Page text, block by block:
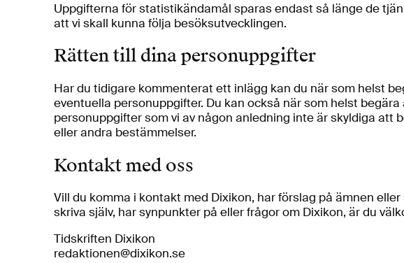
Uppgifterna för statistikändamål sparas endast så länge de
att vi skall kunna följa besöksutvecklingen.
Rätten till dina personuppgifter
Har du tidigare kommenterat ett inlägg kan du när som helst
eventuella personuppgifter. Du kan också när som helst
personuppgifter som vi av någon anledning inte är skyldiga att
eller andra bestämmelser.
Kontakt med oss
Vill du komma i kontakt med Dixikon, har förslag på ämnen
skriva själv, har synpunkter på eller frågor om Dixikon, är du
Tidskriften Dixikon
redaktionen@dixikon.se